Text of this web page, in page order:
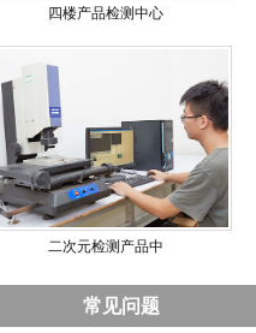
四楼产品检测中心
二次元检测产品中
常见问题